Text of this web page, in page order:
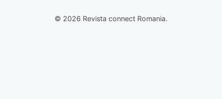
© 2026 Revista connect Romania.